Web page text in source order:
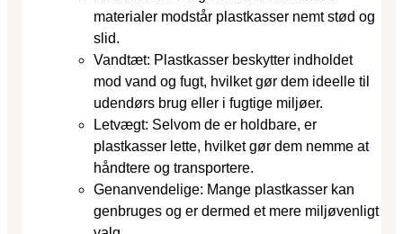
materialer modstår plastkasser nemt stød og
slid.
Vandtæt: Plastkasser beskytter indholdet
mod vand og fugt, hvilket gør dem ideelle til
udendørs brug eller i fugtige miljøer.
Letvægt: Selvom de er holdbare, er
plastkasser lette, hvilket gør dem nemme at
håndtere og transportere.
Genanvendelige: Mange plastkasser kan
genbruges og er dermed et mere miljøvenligt